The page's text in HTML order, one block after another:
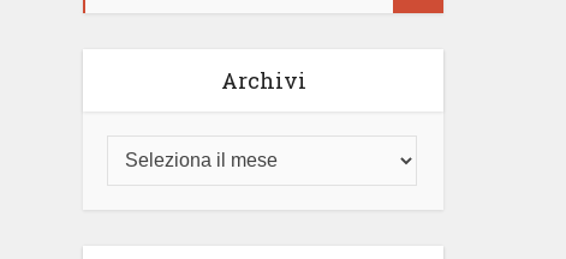
Archivi